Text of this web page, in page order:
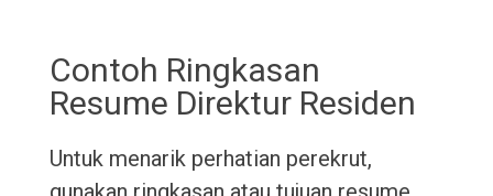
Contoh Ringkasan
Resume Direktur Residen
Untuk menarik perhatian perekrut,